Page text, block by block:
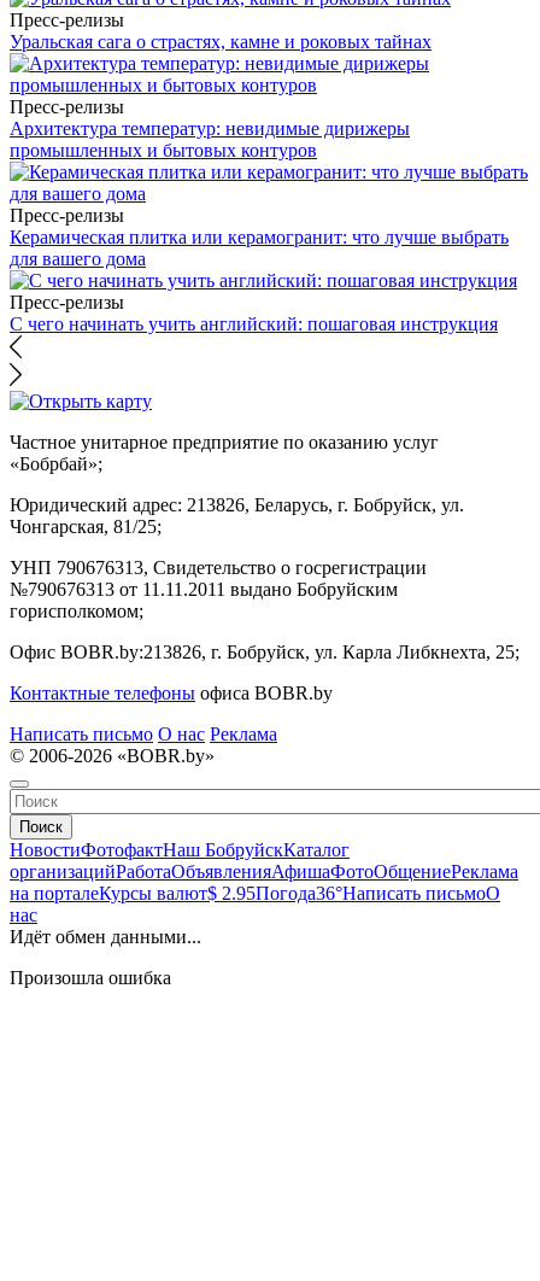
Пресс-релизы
Уральская сага о страстях, камне и роковых тайнах
Пресс-релизы
Архитектура температур: невидимые дирижеры
промышленных и бытовых контуров
Пресс-релизы
Керамическая плитка или керамогранит: что лучше выбрать
для вашего дома
Пресс-релизы
С чего начинать учить английский: пошаговая инструкция
Частное унитарное предприятие по оказанию услуг
«Бобрбай»;
Юридический адрес: 213826, Беларусь, г. Бобруйск, ул.
Чонгарская, 81/25;
УНП 790676313, Свидетельство о госрегистрации
№790676313 от 11.11.2011 выдано Бобруйским
горисполкомом;
Офис BOBR.by:213826, г. Бобруйск, ул. Карла Либкнехта, 25;
Контактные телефоны офиса BOBR.by
Написать письмо О нас Реклама
© 2006-2026 «BOBR.by»
Поиск
НовостиФотофактНаш БобруйскКаталог
организацийРаботаОбъявленияАфишаФотоОбщениеРеклама
на порталеКурсы валют$ 2.95Погода36°Написать письмоО
нас
Идёт обмен данными...
Произошла ошибка